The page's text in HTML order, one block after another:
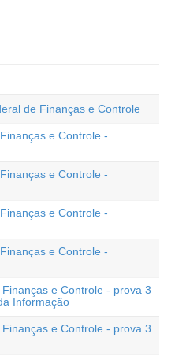
de Finanças e Controle
e Controle -
e Controle -
e Controle -
e Controle -
e Controle - prova 3
Informação
e Controle - prova 3